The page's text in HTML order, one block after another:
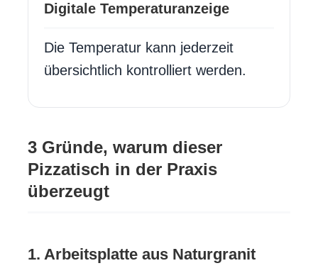
Digitale Temperaturanzeige
Die Temperatur kann jederzeit
übersichtlich kontrolliert werden.
3 Gründe, warum dieser
Pizzatisch in der Praxis
überzeugt
1. Arbeitsplatte aus Naturgranit